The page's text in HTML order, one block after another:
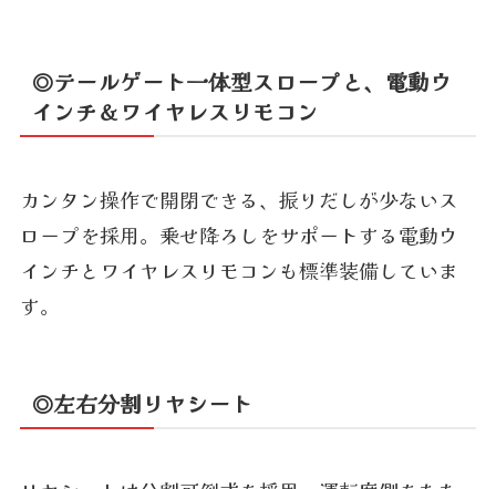
◎テールゲート一体型スロープと、電動ウ
インチ＆ワイヤレスリモコン
カンタン操作で開閉できる、振りだしが少ないス
ロープを採用。乗せ降ろしをサポートする電動ウ
インチとワイヤレスリモコンも標準装備していま
す。
◎左右分割リヤシート